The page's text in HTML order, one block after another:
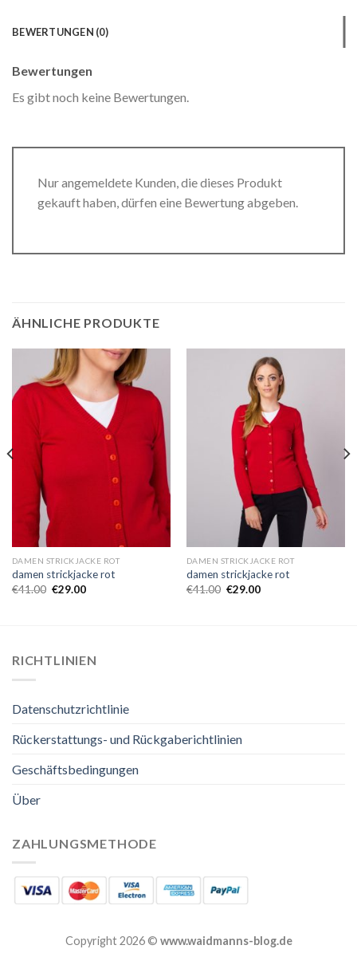
BEWERTUNGEN (0)
Bewertungen
Es gibt noch keine Bewertungen.
Nur angemeldete Kunden, die dieses Produkt
gekauft haben, dürfen eine Bewertung abgeben.
ÄHNLICHE PRODUKTE
DAMEN STRICKJACKE ROT
damen strickjacke rot
€41.00 €29.00
DAMEN STRICKJACKE ROT
damen strickjacke rot
€41.00 €29.00
RICHTLINIEN
Datenschutzrichtlinie
Rückerstattungs- und Rückgaberichtlinien
Geschäftsbedingungen
Über
ZAHLUNGSMETHODE
Copyright 2026 © www.waidmanns-blog.de